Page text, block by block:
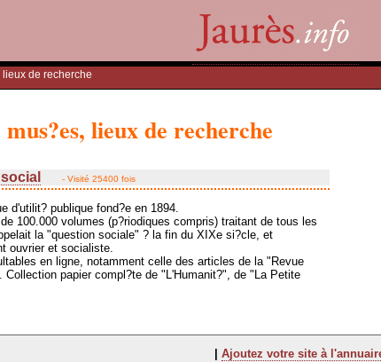
de recherche
lieux de recherche
- Visité 25400 fois
d'utilit? publique fond?e en 1894.
100.000 volumes (p?riodiques compris) traitant de tous les
la "question sociale" ? la fin du XIXe si?cle, et
ouvrier et socialiste.
en ligne, notamment celle des articles de la "Revue
Collection papier compl?te de "L'Humanit?", de "La Petite
Ajoutez votre site à